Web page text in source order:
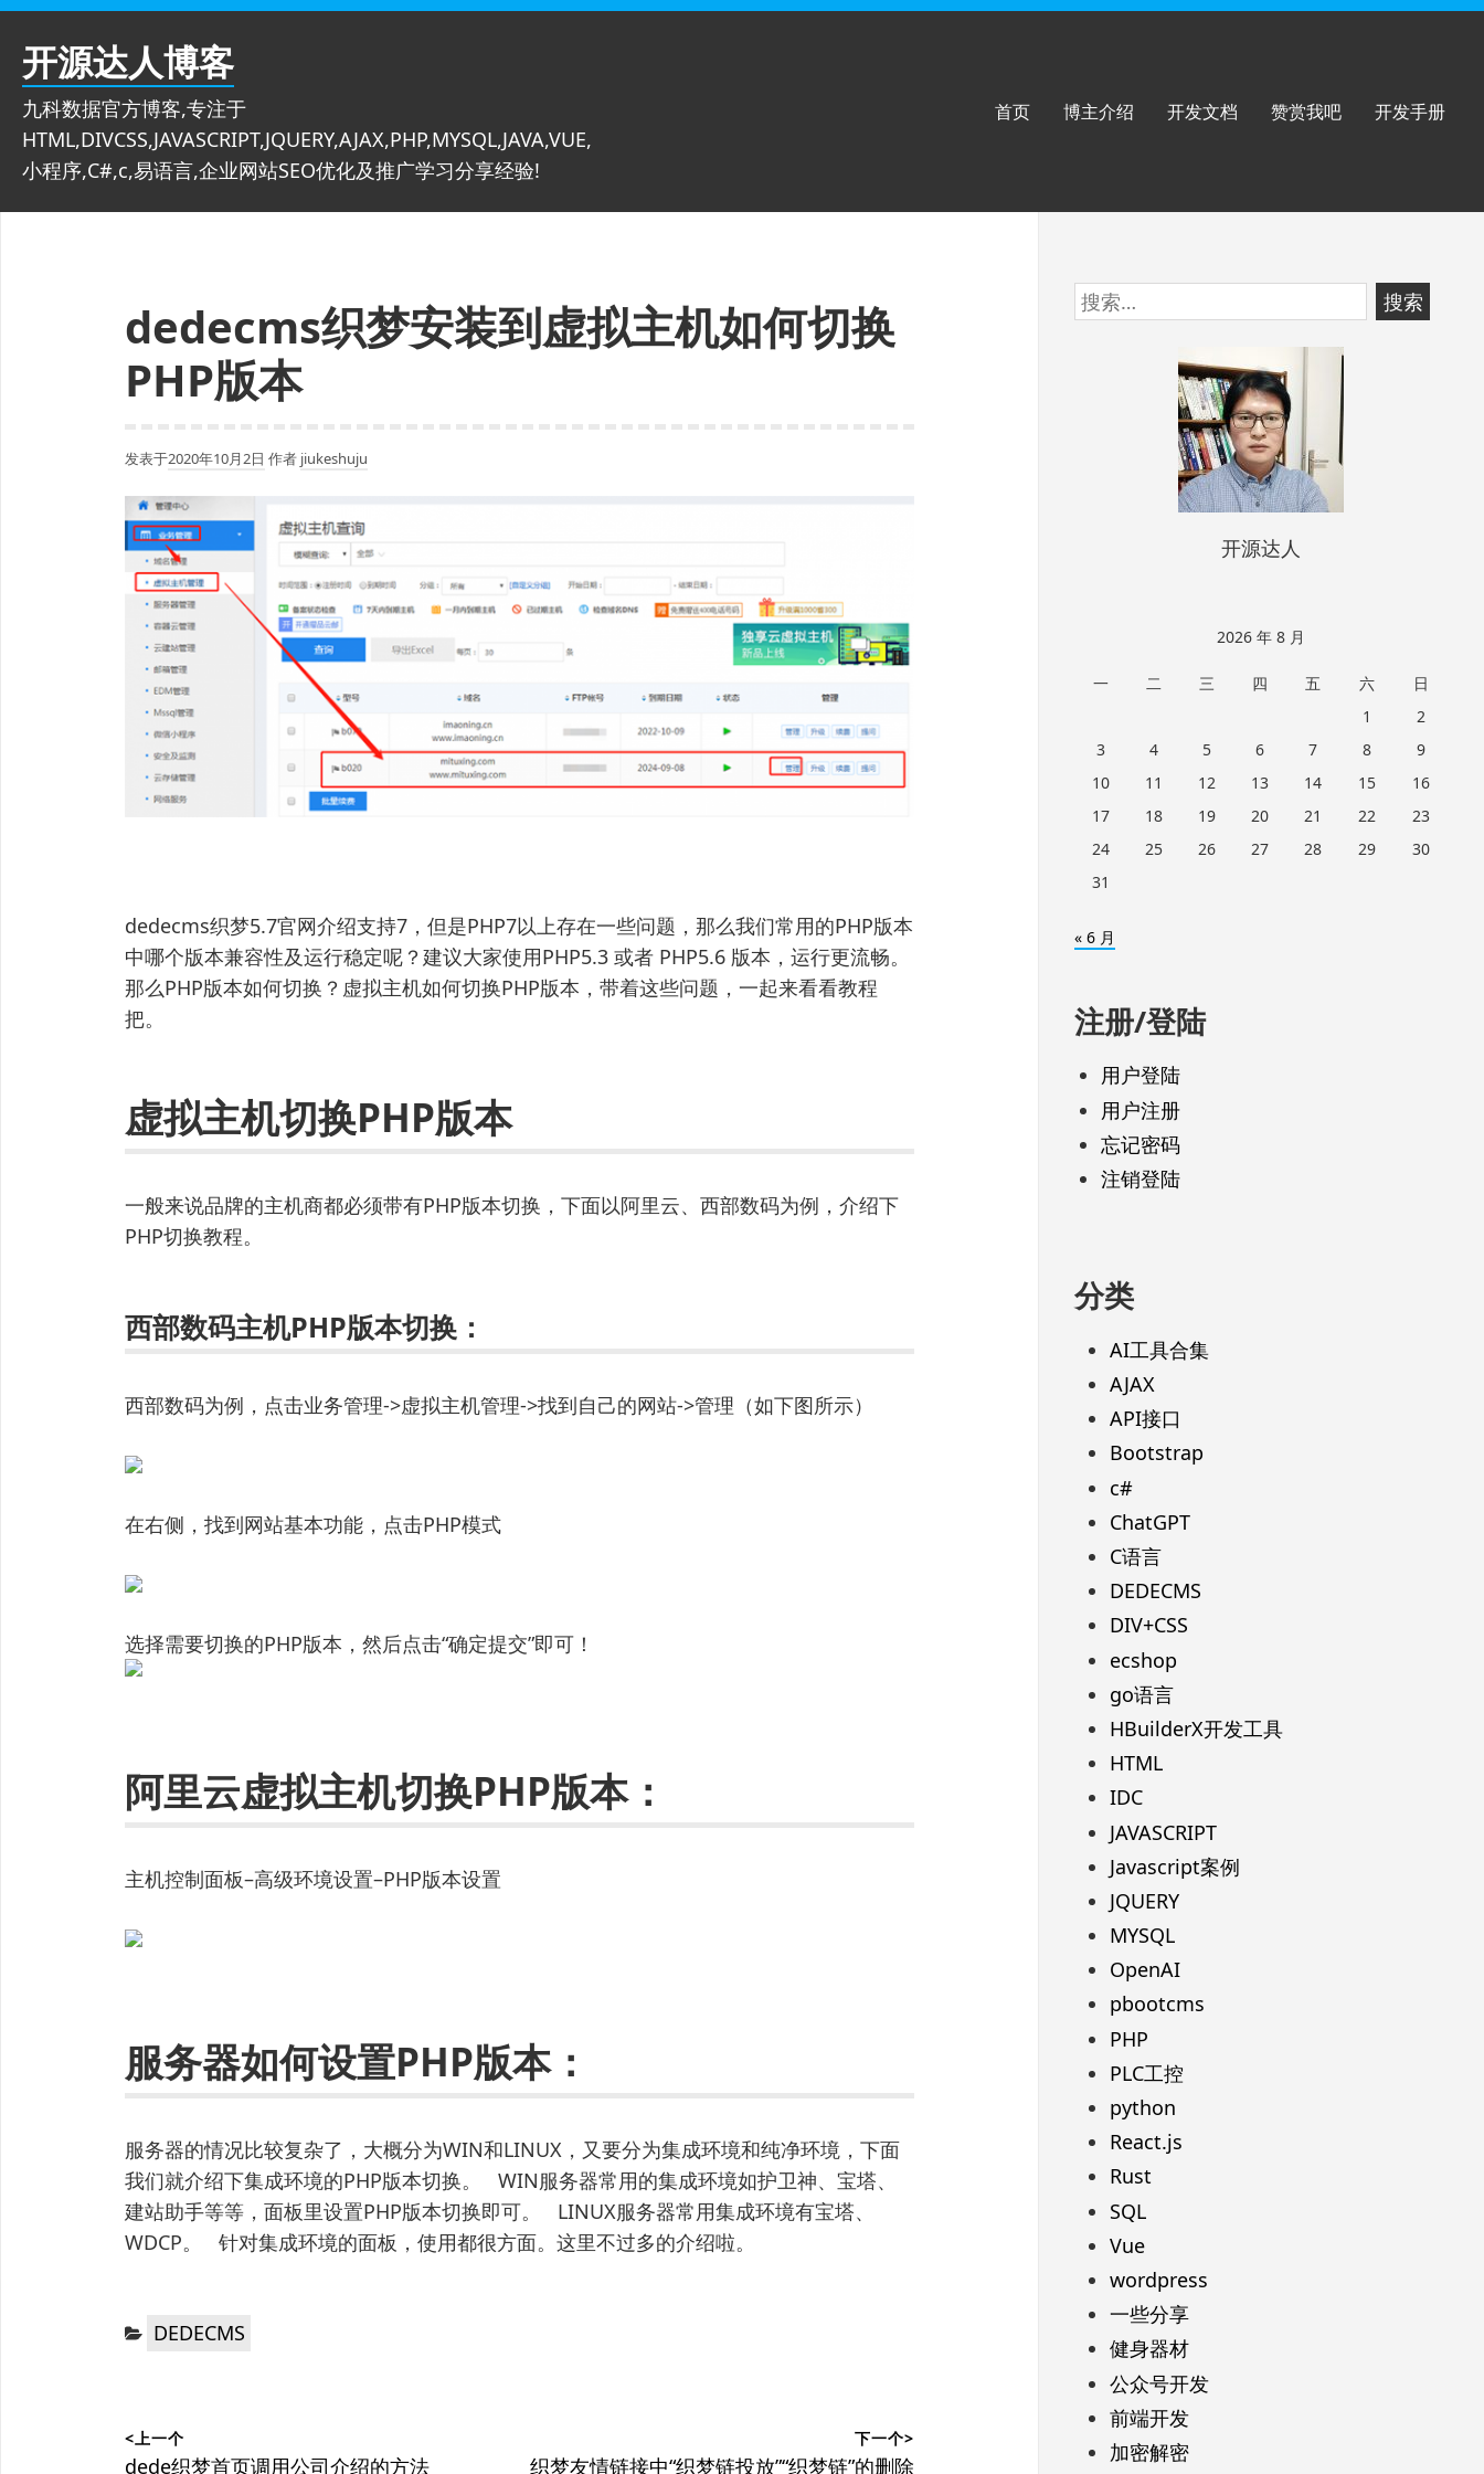
跳
开源达人博客
九科数据官方博客,专注于
HTML,DIVCSS,JAVASCRIPT,JQUERY,AJAX,PHP,MYSQL,JAVA,VUE,
小程序,C#,c,易语言,企业网站SEO优化及推广学习分享经验!
首页 博主介绍 开发文档 赞赏我吧 开发手册
dedecms织梦安装到虚拟主机如何切换
PHP版本
发表于2020年10月2日 作者 jiukeshuju
dedecms织梦5.7官网介绍支持7，但是PHP7以上存在一些问题，那么我们常用的PHP版本
中哪个版本兼容性及运行稳定呢？建议大家使用PHP5.3 或者 PHP5.6 版本，运行更流畅。
那么PHP版本如何切换？虚拟主机如何切换PHP版本，带着这些问题，一起来看看教程
把。
虚拟主机切换PHP版本
一般来说品牌的主机商都必须带有PHP版本切换，下面以阿里云、西部数码为例，介绍下
PHP切换教程。
西部数码主机PHP版本切换：
西部数码为例，点击业务管理->虚拟主机管理->找到自己的网站->管理（如下图所示）
在右侧，找到网站基本功能，点击PHP模式
选择需要切换的PHP版本，然后点击“确定提交”即可！
阿里云虚拟主机切换PHP版本：
主机控制面板–高级环境设置–PHP版本设置
服务器如何设置PHP版本：
服务器的情况比较复杂了，大概分为WIN和LINUX，又要分为集成环境和纯净环境，下面
我们就介绍下集成环境的PHP版本切换。 WIN服务器常用的集成环境如护卫神、宝塔、
建站助手等等，面板里设置PHP版本切换即可。 LINUX服务器常用集成环境有宝塔、
WDCP。 针对集成环境的面板，使用都很方面。这里不过多的介绍啦。
分 DEDECMS
章
<上一个
上
dede织梦首页调用公司介绍的方法
下一个>
下
织梦友情链接中“织梦链投放”“织梦链”的删除
跳
至
搜
索：
开源达人
2026 年 8 月
一 二 三 四 五 六
日
1
2
3
4 5 6 7 8
9
10
11 12 13 14 15
16
17
18 19 20 21 22
23
24
25 26 27 28 29
30
31
« 6 月
注册/登陆
用户登陆
用户注册
忘记密码
注销登陆
分类
AI工具合集
AJAX
API接口
Bootstrap
c#
ChatGPT
C语言
DEDECMS
DIV+CSS
ecshop
go语言
HBuilderX开发工具
HTML
IDC
JAVASCRIPT
Javascript案例
JQUERY
MYSQL
OpenAI
pbootcms
PHP
PLC工控
python
React.js
Rust
SQL
Vue
wordpress
一些分享
健身器材
公众号开发
前端开发
加密解密